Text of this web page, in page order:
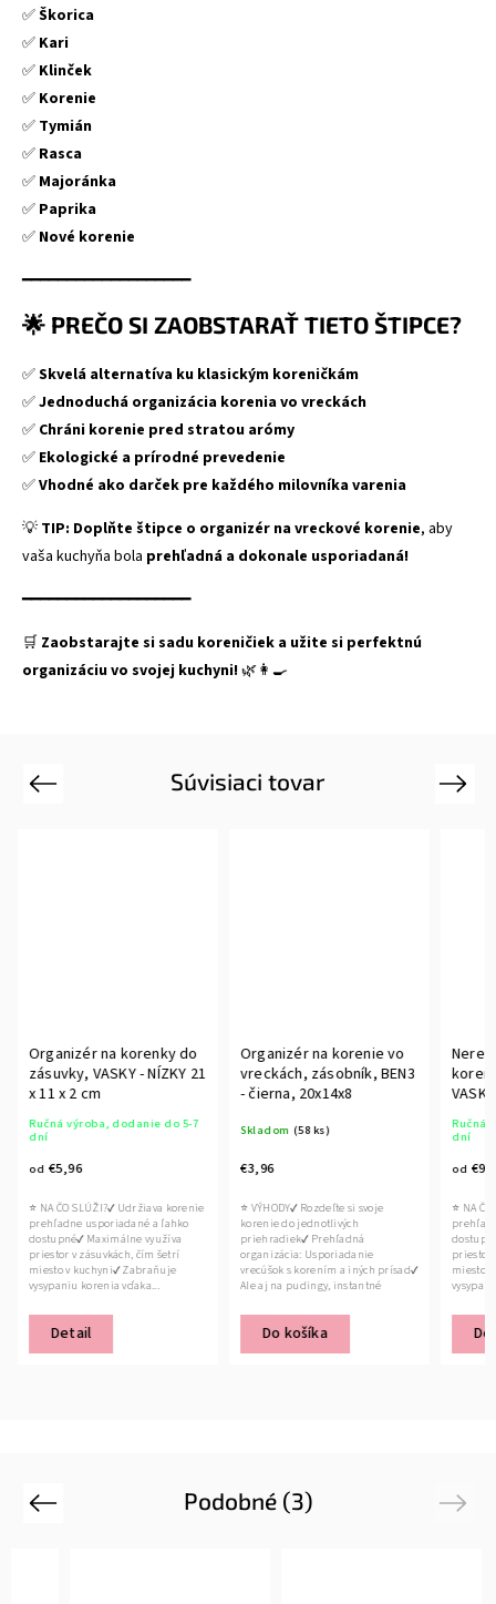
✅Škorica
✅ Kari
✅ Klinček
✅ Korenie
✅ Tymián
✅ Rasca
✅ Majoránka
✅ Paprika
✅ Nové korenie
━━━━━━━━━━━━━━━━━━━
🌟 PREČO SI ZAOBSTARAŤ TIETO ŠTIPCE?
✅Skvelá alternatíva ku klasickým koreničkám
✅Jednoduchá organizácia korenia vo vreckách
✅ Chráni korenie pred stratou arómy
✅ Ekologické a prírodné prevedenie
✅Vhodné ako darček pre každého milovníka varenia
💡 TIP: Doplňte štipce o organizér na vreckové korenie, aby
vaša kuchyňa bola prehľadná a dokonale usporiadaná!
━━━━━━━━━━━━━━━━━━━
🛒 Zaobstarajte si sadu koreničiek a užite si perfektnú
organizáciu vo svojej kuchyni!🌿👩‍🍳
Súvisiaci tovar
Previous
Organizér na korenky do
zásuvky, VASKY - NÍZKY 21
x 11 x 2 cm
Ručná výroba, dodanie do 5-7
dní
od€5,96
Detail
⭐ NA ČO SLÚŽI?✔ Udržiava korenie
prehľadne usporiadané a ľahko
dostupné✔ Maximálne využíva
priestor v zásuvkách, čím šetrí
miesto v kuchyni✔ Zabraňuje
vysypaniu korenia vďaka...
Organizér na korenie vo
vreckách, zásobník, BEN3
- čierna, 20x14x8
Skladom (58 ks)
€3,96
Do košíka
⭐ VÝHODY✔ Rozdeľte si svoje
korenie do jednotlivých
priehradiek✔ Prehľadná
organizácia: Usporiadanie
vrecúšok s korením a iných prísad✔
Ale aj na pudingy, instantné
Ručná
dní
od
⭐ NA
priestor
miesto
Next
Podobné (3)
Previous Next